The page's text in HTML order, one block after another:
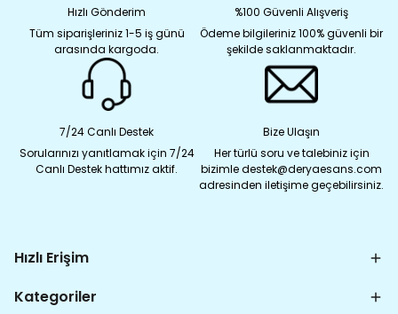
Hızlı Gönderim
Tüm siparişleriniz 1-5 iş günü
arasında kargoda.
%100 Güvenli Alışveriş
Ödeme bilgileriniz 100% güvenli bir
şekilde saklanmaktadır.
7/24 Canlı Destek
Sorularınızı yanıtlamak için 7/24
Canlı Destek hattımız aktif.
Bize Ulaşın
Her türlü soru ve talebiniz için
bizimle destek@deryaesans.com
adresinden iletişime geçebilirsiniz.
Hızlı Erişim
Kategoriler